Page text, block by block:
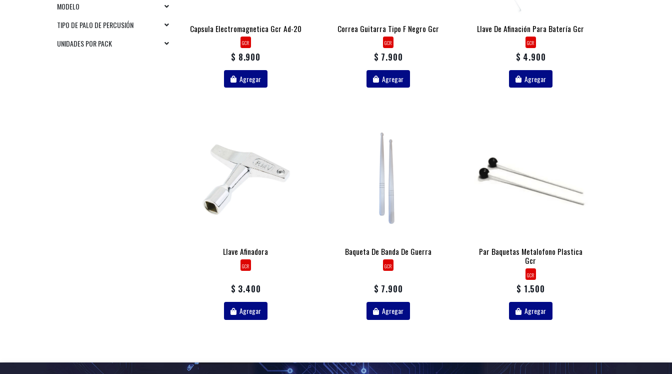
MODELO
TIPO DE PALO DE PERCUSIÓN
UNIDADES POR PACK
Capsula Electromagnetica Gcr Ad-20
GCR
$ 8.900
Agregar
Correa Guitarra Tipo F Negro Gcr
GCR
$ 7.900
Agregar
Llave De Afinación Para Batería Gcr
GCR
$ 4.900
Agregar
Llave Afinadora
GCR
$ 3.400
Agregar
Baqueta De Banda De Guerra
GCR
$ 7.900
Agregar
Par Baquetas Metalofono Plastica
Gcr
GCR
$ 1.500
Agregar